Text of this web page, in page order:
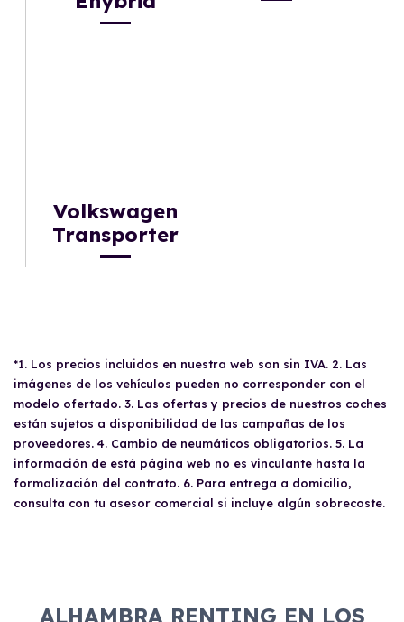
Volkswagen
Transporter
*1. Los precios incluidos en nuestra web son sin IVA. 2. Las
imágenes de los vehículos pueden no corresponder con el
modelo ofertado. 3. Las ofertas y precios de nuestros coches
están sujetos a disponibilidad de las campañas de los
proveedores. 4. Cambio de neumáticos obligatorios. 5. La
información de está página web no es vinculante hasta la
formalización del contrato. 6. Para entrega a domicilio,
consulta con tu asesor comercial si incluye algún sobrecoste.
ALHAMBRA RENTING EN LOS